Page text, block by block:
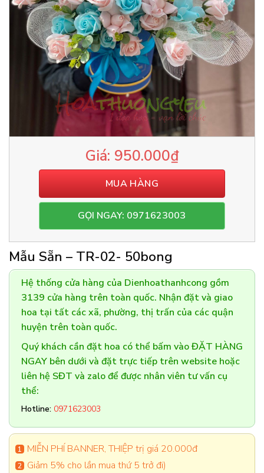
950.000₫
MUA HÀNG
GỌI NGAY: 0971623003
Mẫu Sẵn – TR-02- 50bong
Hệ thống cửa hàng của Dienhoathanhcong gồm
3139 cửa hàng trên toàn quốc. Nhận đặt và giao
hoa tại tất các xã, phường, thị trấn của các quận
huyện trên toàn quốc.
Quý khách cần đặt hoa có thể bấm vào ĐẶT HÀNG
NGAY bên dưới và đặt trực tiếp trên website hoặc
liên hệ SĐT và zalo để được nhân viên tư vấn cụ
thể:
Hotline: 0971623003
MIỄN PHÍ BANNER, THIỆP trị giá 20.000đ
Giảm 5% cho lần mua thứ 5 trở đi)